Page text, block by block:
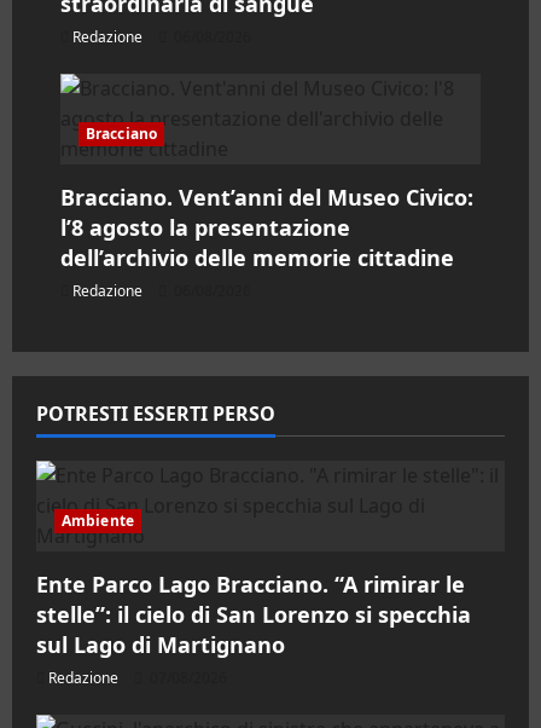
Redazione
Bracciano
Bracciano. Vent’anni del Museo Civico:
l’8 agosto la presentazione
dell’archivio delle memorie cittadine
Redazione
POTRESTI ESSERTI PERSO
Ambiente
Ente Parco Lago Bracciano. “A rimirar le
stelle”: il cielo di San Lorenzo si specchia
sul Lago di Martignano
Redazione